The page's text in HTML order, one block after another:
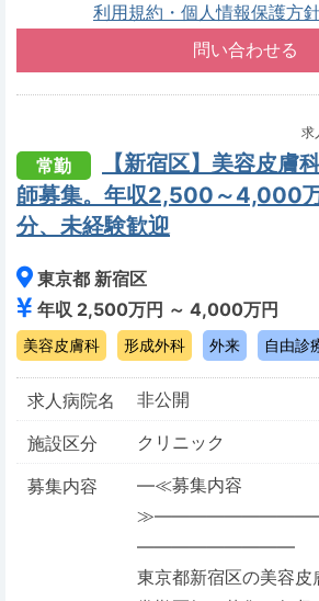
利用規約・個人情報保護方
求
常勤
【新宿区】美容皮膚
師募集。年収2,500～4,000
分、未経験歓迎
東京都 新宿区
年収 2,500万円 ～ 4,000万円
美容皮膚科 形成外科 外来 自由診
求人病院名
非公開
施設区分
クリニック
募集内容
―≪募集内容
―――――――――
東京都新宿区の美容皮